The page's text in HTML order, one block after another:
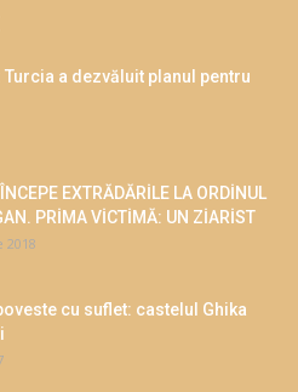
Turcia a dezvăluit planul pentru
EXTRĂDĂRİLE LA ORDİNUL
PRİMA VİCTİMĂ: UN ZİARİST
2018
cu suflet: castelul Ghika